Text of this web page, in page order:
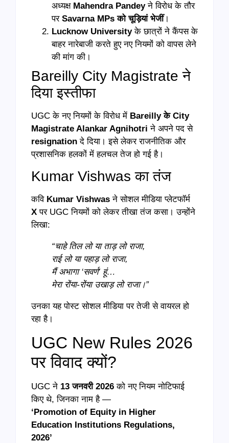
अध्यक्ष Mahendra Pandeyने विरोध के तौर
पर Savarna MPs को चूड़ियां भेजीं।
Lucknow Universityके छात्रों ने कैंपस के
बाहर नारेबाजी करते हुए नए नियमों को वापस लेने
की मांग की।
Bareilly City Magistrate ने
दिया इस्तीफा
UGC के नए नियमों के विरोध में Bareilly के City
Magistrate Alankar Agnihotri ने अपने पद से
resignation दे दिया। इसे लेकर राजनीतिक और
प्रशासनिक हलकों में हलचल तेज हो गई है।
Kumar Vishwas का तंज
कवि Kumar Vishwas ने सोशल मीडिया प्लेटफॉर्म
X पर UGC नियमों को लेकर तीखा तंज कसा। उन्होंने
लिखा:
“चाहे तिल लो या ताड़ लो राजा,
राई लो या पहाड़ लो राजा,
मैं अभागा ‘सवर्ण’ हूं…
मेरा रोंया-रोंया उखाड़ लो राजा।”
उनका यह पोस्ट सोशल मीडिया पर तेजी से वायरल हो
रहा है।
UGC New Rules 2026
पर विवाद क्यों?
UGC ने 13 जनवरी 2026 को नए नियम नोटिफाई
किए थे, जिनका नाम है —
‘Promotion of Equity in Higher
Education Institutions Regulations,
2026’